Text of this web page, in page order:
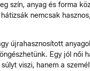
szín, anyag és forma
nemcsak
újrahasznosított
Egy jól női
viszi, hanem a